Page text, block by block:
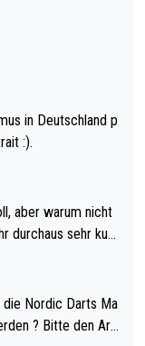
in Deutschland p
:).
aber warum nicht
des Weltmei
? Bitte den Arti